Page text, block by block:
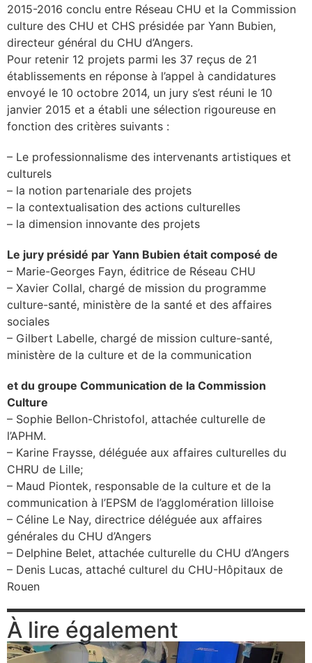
2015-2016 conclu entre Réseau CHU et la Commission
culture des CHU et CHS présidée par Yann Bubien,
directeur général du CHU d’Angers.
Pour retenir 12 projets parmi les 37 reçus de 21
établissements en réponse à l’appel à candidatures
envoyé le 10 octobre 2014, un jury s’est réuni le 10
janvier 2015 et a établi une sélection rigoureuse en
fonction des critères suivants :
– Le professionnalisme des intervenants artistiques et
culturels
– la notion partenariale des projets
– la contextualisation des actions culturelles
– la dimension innovante des projets
Le jury présidé par Yann Bubien était composé de
– Marie-Georges Fayn, éditrice de Réseau CHU
– Xavier Collal, chargé de mission du programme
culture-santé, ministère de la santé et des affaires
sociales
– Gilbert Labelle, chargé de mission culture-santé,
ministère de la culture et de la communication
et du groupe Communication de la Commission
Culture
– Sophie Bellon-Christofol, attachée culturelle de
l’APHM.
– Karine Fraysse, déléguée aux affaires culturelles du
CHRU de Lille;
– Maud Piontek, responsable de la culture et de la
communication à l’EPSM de l’agglomération lilloise
– Céline Le Nay, directrice déléguée aux affaires
générales du CHU d’Angers
– Delphine Belet, attachée culturelle du CHU d’Angers
– Denis Lucas, attaché culturel du CHU-Hôpitaux de
Rouen
À lire également